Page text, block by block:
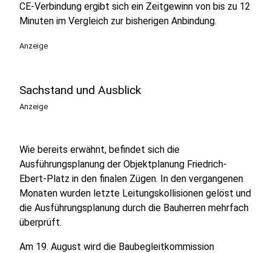
CE-Verbindung ergibt sich ein Zeitgewinn von bis zu 12
Minuten im Vergleich zur bisherigen Anbindung.
Anzeige
Sachstand und Ausblick
Anzeige
Wie bereits erwähnt, befindet sich die
Ausführungsplanung der Objektplanung Friedrich-
Ebert-Platz in den finalen Zügen. In den vergangenen
Monaten wurden letzte Leitungskollisionen gelöst und
die Ausführungsplanung durch die Bauherren mehrfach
überprüft.
Am 19. August wird die Baubegleitkommission